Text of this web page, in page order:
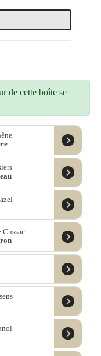
de cette boîte se
Cussac